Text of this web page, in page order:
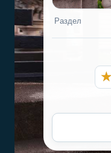
Раздел